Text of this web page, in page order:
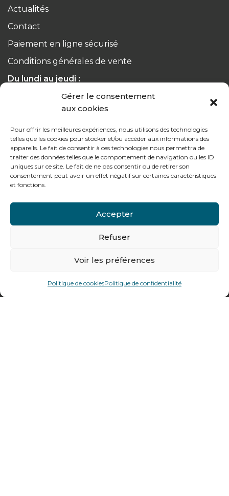
Gérer le consentement
aux cookies
Pour offrir les meilleures expériences, nous utilisons des technologies
telles que les cookies pour stocker et/ou accéder aux informations des
appareils. Le fait de consentir à ces technologies nous permettra de
traiter des données telles que le comportement de navigation ou les ID
uniques sur ce site. Le fait de ne pas consentir ou de retirer son
consentement peut avoir un effet négatif sur certaines caractéristiques
et fonctions.
Accepter
Refuser
Voir les préférences
Politique de cookiesPolitique de confidentialité
Actualités
Contact
Paiement en ligne sécurisé
Conditions générales de vente
Du lundi au jeudi :
de 8h à 12h30 et de 13h30 à 16h
Tél : + 33 (0)4 74 62 81 44
Villefranche sur Saône